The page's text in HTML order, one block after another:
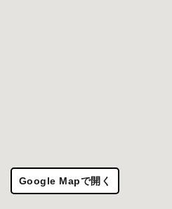
Google Mapで開く